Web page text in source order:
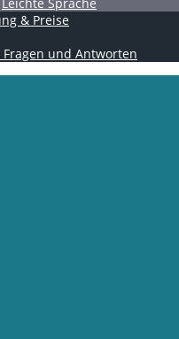
& Preise
Fragen und Antworten